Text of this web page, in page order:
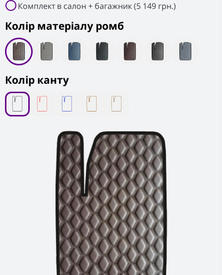
Колiр матеріалу ромб
Колір канту
Комплект в салон + багажник (5 149 грн.)